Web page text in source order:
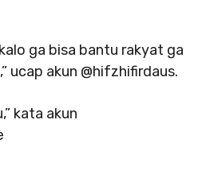
ga bisa bantu rakyat ga
ucap akun @hifzhifirdaus.
kata akun